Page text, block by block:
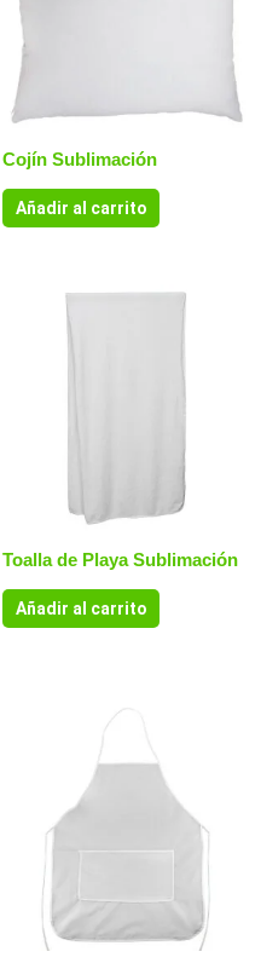
Cojín Sublimación
Añadir al carrito
Toalla de Playa Sublimación
Añadir al carrito